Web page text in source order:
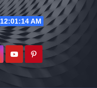
12:01:15 AM